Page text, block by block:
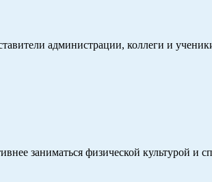
администрации, коллеги и
заниматься физической культурой и